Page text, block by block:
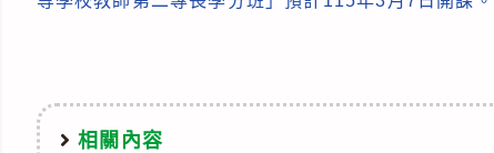
相關內容